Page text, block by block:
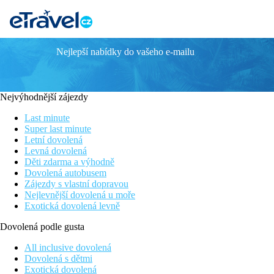
DON JUAN TOSSA - vlastní doprava
Cena zahrnuje
7/14x ubytování v hotelu s polopenzí
Cena nezahrnuje
Registrační poplatek ve výši 1 EUR/os./noc - max. 7 EUR/os./
Stravování
Polopenze formou švédských stolů (snídaně včetně teplých a
Příplatky
Plná penze 220 Kč/os./noc (v období 3.7.-29.8.2026 - 290 Kč/
Vlastní doprava
Nejlepší nabídky do vašeho e-mailu
Nejvýhodnější zájezdy
Last minute
Super last minute
Letní dovolená
Levná dovolená
Děti zdarma a výhodně
Dovolená autobusem
Zájezdy s vlastní dopravou
Nejlevnější dovolená u moře
Exotická dovolená levně
Dovolená podle gusta
All inclusive dovolená
Dovolená s dětmi
Exotická dovolená